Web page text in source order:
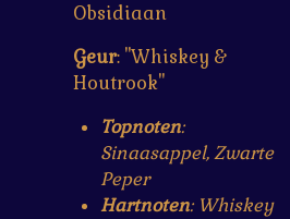
Obsidiaan
Geur: "Whiskey &
Houtrook"
Topnoten:
Sinaasappel, Zwarte
Peper
Hartnoten: Whiskey